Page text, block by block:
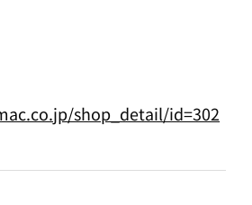
shop_detail/id=302